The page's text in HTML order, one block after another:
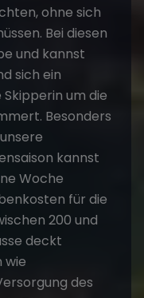
ohne sich
Bei diesen
und kannst
sich ein
um die
Besonders
kannst
Woche
für die
200 und
deckt
wie
des